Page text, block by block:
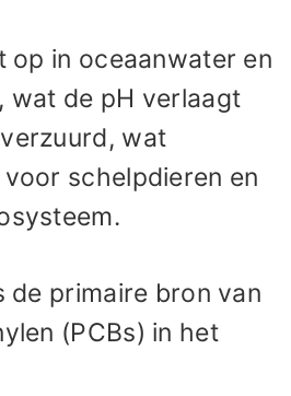
op in oceaanwater en
wat de pH verlaagt
wat
schelpdieren en
de primaire bron van
(PCBs) in het